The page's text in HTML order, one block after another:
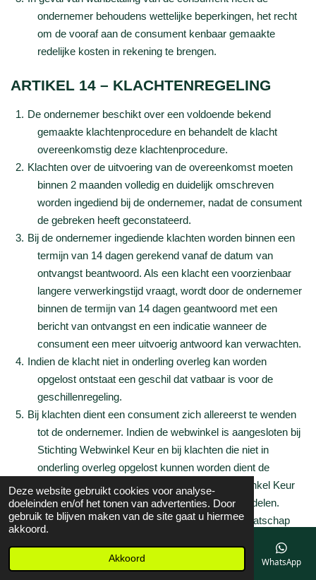
Deze website gebruikt cookies voor analyse-
doeleinden en/of het tonen van advertenties. Door
gebruik te blijven maken van de site gaat u hiermee
akkoord.
Akkoord
ondernemer behoudens wettelijke beperkingen, het recht
om de vooraf aan de consument kenbaar gemaakte
redelijke kosten in rekening te brengen.
ARTIKEL 14 – KLACHTENREGELING
De ondernemer beschikt over een voldoende bekend
gemaakte klachtenprocedure en behandelt de klacht
overeenkomstig deze klachtenprocedure.
Klachten over de uitvoering van de overeenkomst moeten
binnen 2 maanden volledig en duidelijk omschreven
worden ingediend bij de ondernemer, nadat de consument
de gebreken heeft geconstateerd.
Bij de ondernemer ingediende klachten worden binnen een
termijn van 14 dagen gerekend vanaf de datum van
ontvangst beantwoord. Als een klacht een voorzienbaar
langere verwerkingstijd vraagt, wordt door de ondernemer
binnen de termijn van 14 dagen geantwoord met een
bericht van ontvangst en een indicatie wanneer de
consument een meer uitvoerig antwoord kan verwachten.
Indien de klacht niet in onderling overleg kan worden
opgelost ontstaat een geschil dat vatbaar is voor de
geschillenregeling.
Bij klachten dient een consument zich allereerst te wenden
tot de ondernemer. Indien de webwinkel is aangesloten bij
Stichting Webwinkel Keur en bij klachten die niet in
onderling overleg opgelost kunnen worden dient de
consument zich te wenden tot Stichting Webwinkel Keur
(www.webwinkelkeur.nl), deze zal gratis bemiddelen.
Controleer of deze webwinkel een lopend lidmaatschap
dan nog niet tot een oplossing gekomen worden, heeft de
consument de mogelijkheid om zijn klacht te laten
Telefoonnummer WhatsApp